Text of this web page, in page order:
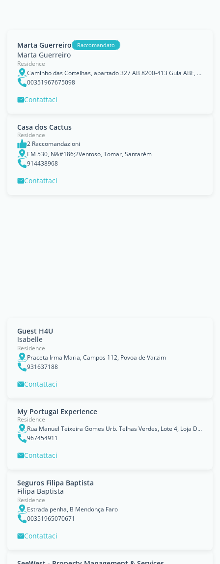
Marta Guerreiro Raccomandato
Marta Guerreiro
Residence
Caminho das Cortelhas, apartado 327 AB 8200-413 Guia ABF, Albufeira, Faro
00351967675098
Contattaci
Casa dos Cactus
Residence
2 Raccomandazioni
EM 530, N&#186;2Ventoso, Tomar, Santarém
914438968
Contattaci
Guest H4U
Isabelle
Residence
Praceta Irma Maria, Campos 112, Povoa de Varzim
931637188
Contattaci
My Portugal Experience
Residence
Rua Manuel Teixeira Gomes Urb. Telhas Verdes, Lote 4, Loja D, Albufeira, Faro
967454911
Contattaci
Seguros Filipa Baptista
Filipa Baptista
Residence
Estrada penha, B Mendonça Faro
00351965070671
Contattaci